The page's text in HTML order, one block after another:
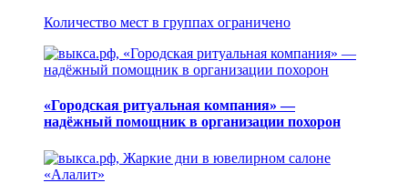
Количество мест в группах ограничено
«Городская ритуальная компания» —
надёжный помощник в организации похорон